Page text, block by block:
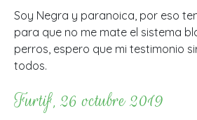
Soy Negra y paranoica, por eso
para que no me mate el sistema
perros, espero que mi testimonio
todos.
Furtif, 26 octubre 2019